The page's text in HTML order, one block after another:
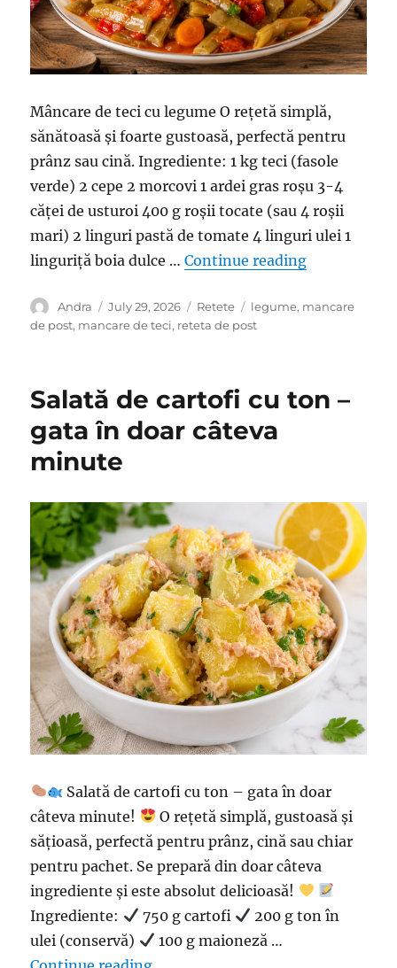
Mâncare de teci cu legume O rețetă simplă,
sănătoasă și foarte gustoasă, perfectă pentru
prânz sau cină. Ingrediente: 1 kg teci (fasole
verde) 2 cepe 2 morcovi 1 ardei gras roșu 3-4
căței de usturoi 400 g roșii tocate (sau 4 roșii
mari) 2 linguri pastă de tomate 4 linguri ulei 1
linguriță boia dulce …Continue reading“Mâncare
Author
Andra
Posted
on
July 29, 2026 Categories
Retete Tags
legume, mancare
de post, mancare de teci, reteta de post
Salată de cartofi cu ton –
gata în doar câteva
minute
Salată de cartofi cu ton – gata în doar
câteva minute!
O rețetă simplă, gustoasă și
sățioasă, perfectă pentru prânz, cină sau chiar
pentru pachet. Se prepară din doar câteva
ingrediente și este absolut delicioasă!
Ingrediente:
750 g cartofi
200 g ton în
ulei (conservă)
100 g maioneză …
“Salată de cartofi cu ton – gata în